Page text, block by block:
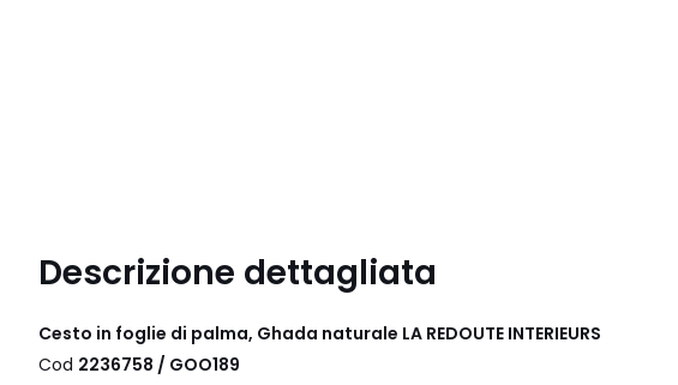
Descrizione dettagliata
Cesto in foglie di palma, Ghada naturale LA REDOUTE INTERIEURS
Cod 2236758 / GOO189